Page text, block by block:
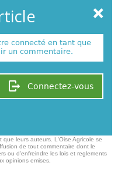
connecté en tant que
un commentaire.
Connectez-vous
leurs auteurs. L'Oise Agricole se
de tout commentaire dont le
ou d'enfreindre les lois et reglements
opinions emises,